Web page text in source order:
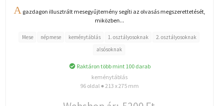
A gazdagon illusztrált mesegyűjtemény segíti az olvasás megszerettetését,
miközben...
Mese népmese keménytáblás 1. osztályosoknak
2. osztályosoknak
alsósoknak
Raktáron több mint 100 darab
keménytáblás
96 oldal ● 213 x 275 mm